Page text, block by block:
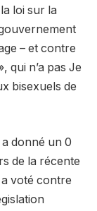
loi sur la
– et contre
qui n’a pas Je
bisexuels de
a donné un 0
de la récente
voté contre